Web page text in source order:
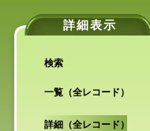
詳細表示
検索
一覧（全レコード）
詳細（全レコード）